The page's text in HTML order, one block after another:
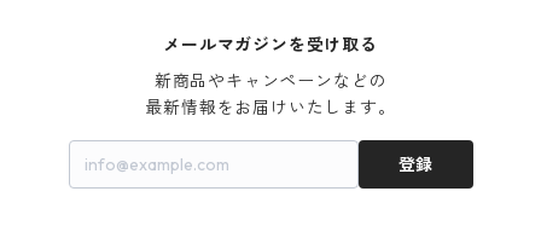
メールマガジンを受け取る
新商品やキャンペーンなどの
最新情報をお届けいたします。
登録